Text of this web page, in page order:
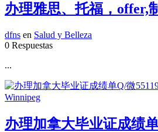
办理雅思、托福，offer,
dfns en Salud y Belleza
0 Respuestas
...
办理加拿大毕业证成绩